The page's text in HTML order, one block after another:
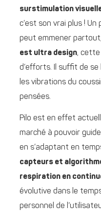
surstimulation
c’est son vrai plus ! Un
peut emmener partout,
est ultra design, cette
d’efforts. Il suffit de
les vibrations du
pensées.
Pilo est en effet
marché à pouvoir
en s’adaptant en
capteurs et
respiration en
évolutive dans le
personnel de